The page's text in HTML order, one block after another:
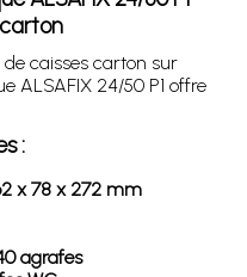
de caisses carton sur
ALSAFIX 24/50 P1 offre
:
x 78 x 272 mm
agrafes